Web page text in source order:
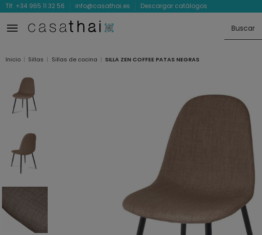
Tlf. +34 965 11 32 56 info@casathai.es Descargar catálogos
Inicio Sillas Sillas de cocina SILLA ZEN COFFEE PATAS NEGRAS